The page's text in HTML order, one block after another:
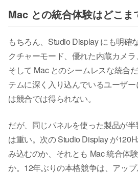
Mac との統合体験はどこま
もちろん、Studio Display にも明確
クチャーモード、優れた内蔵カメラ
そして Mac とのシームレスな統合
テムに深く入り込んでいるユーザ
は競合では得られない。
だが、同じパネルを使った製品が
は重い。次の Studio Display が
み込むのか、それとも Mac 統合体
か。12年ぶりの本格競争は、アッ